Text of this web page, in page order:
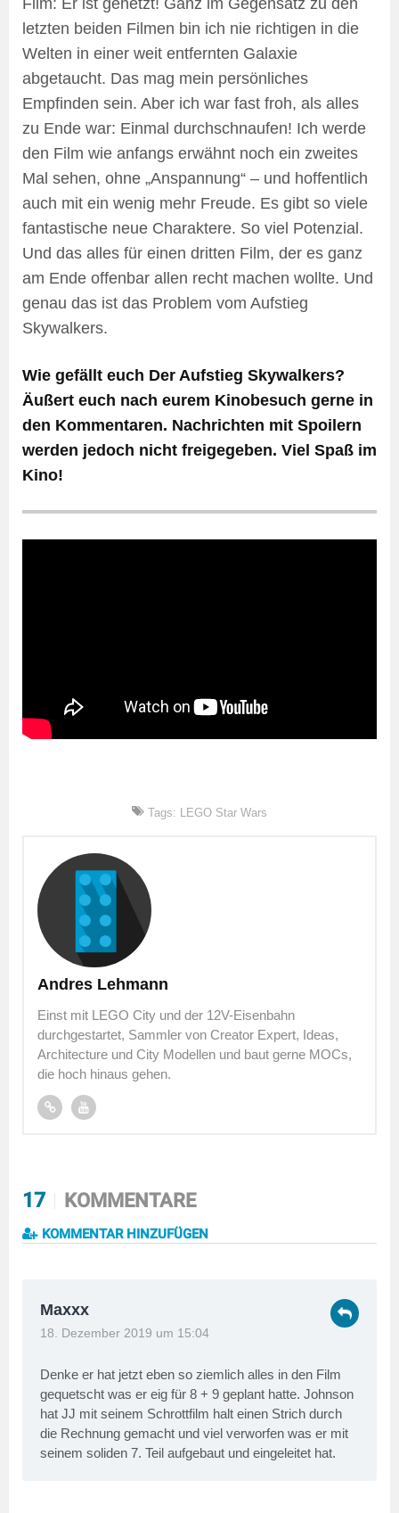
Film: Er ist gehetzt! Ganz im Gegensatz zu den
letzten beiden Filmen bin ich nie richtigen in die
Welten in einer weit entfernten Galaxie
abgetaucht. Das mag mein persönliches
Empfinden sein. Aber ich war fast froh, als alles
zu Ende war: Einmal durchschnaufen! Ich werde
den Film wie anfangs erwähnt noch ein zweites
Mal sehen, ohne „Anspannung“ – und hoffentlich
auch mit ein wenig mehr Freude. Es gibt so viele
fantastische neue Charaktere. So viel Potenzial.
Und das alles für einen dritten Film, der es ganz
am Ende offenbar allen recht machen wollte. Und
genau das ist das Problem vom Aufstieg
Skywalkers.
Wie gefällt euch Der Aufstieg Skywalkers?
Äußert euch nach eurem Kinobesuch gerne in
den Kommentaren. Nachrichten mit Spoilern
werden jedoch nicht freigegeben. Viel Spaß im
Kino!
Tags: LEGO Star Wars
Andres Lehmann
Einst mit LEGO City und der 12V-Eisenbahn
durchgestartet, Sammler von Creator Expert, Ideas,
Architecture und City Modellen und baut gerne MOCs,
die hoch hinaus gehen.
17 KOMMENTARE
KOMMENTAR HINZUFÜGEN
Maxxx
18. Dezember 2019 um 15:04
Denke er hat jetzt eben so ziemlich alles in den Film
gequetscht was er eig für 8 + 9 geplant hatte. Johnson
hat JJ mit seinem Schrottfilm halt einen Strich durch
die Rechnung gemacht und viel verworfen was er mit
seinem soliden 7. Teil aufgebaut und eingeleitet hat.